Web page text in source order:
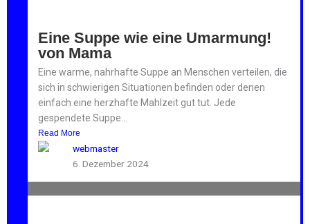
Eine Suppe wie eine Umarmung!
von Mama
Eine warme, nahrhafte Suppe an Menschen verteilen, die
sich in schwierigen Situationen befinden oder denen
einfach eine herzhafte Mahlzeit gut tut. Jede
gespendete Suppe...
Read More
webmaster
6. Dezember 2024